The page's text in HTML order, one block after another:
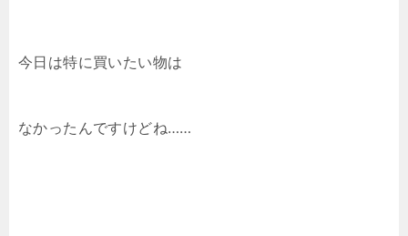
今日は特に買いたい物は
なかったんですけどね……